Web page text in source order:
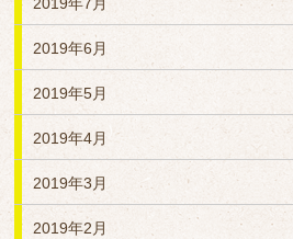
2019年6月
2019年5月
2019年4月
2019年3月
2019年2月